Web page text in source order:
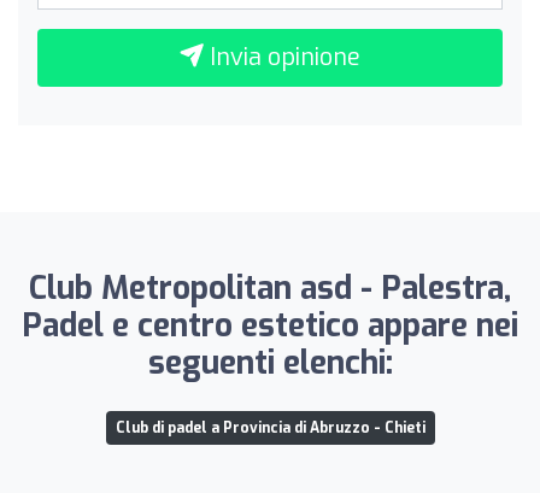
Invia opinione
Club Metropolitan asd - Palestra,
Padel e centro estetico appare nei
seguenti elenchi:
Club di padel a Provincia di Abruzzo - Chieti